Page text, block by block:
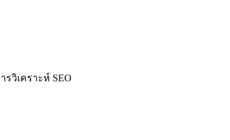
วิเคราะห์ SEO